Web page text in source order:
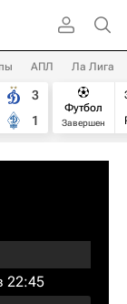
АПЛ Ла Лига
3
1
Футбол
Завершен
22:45